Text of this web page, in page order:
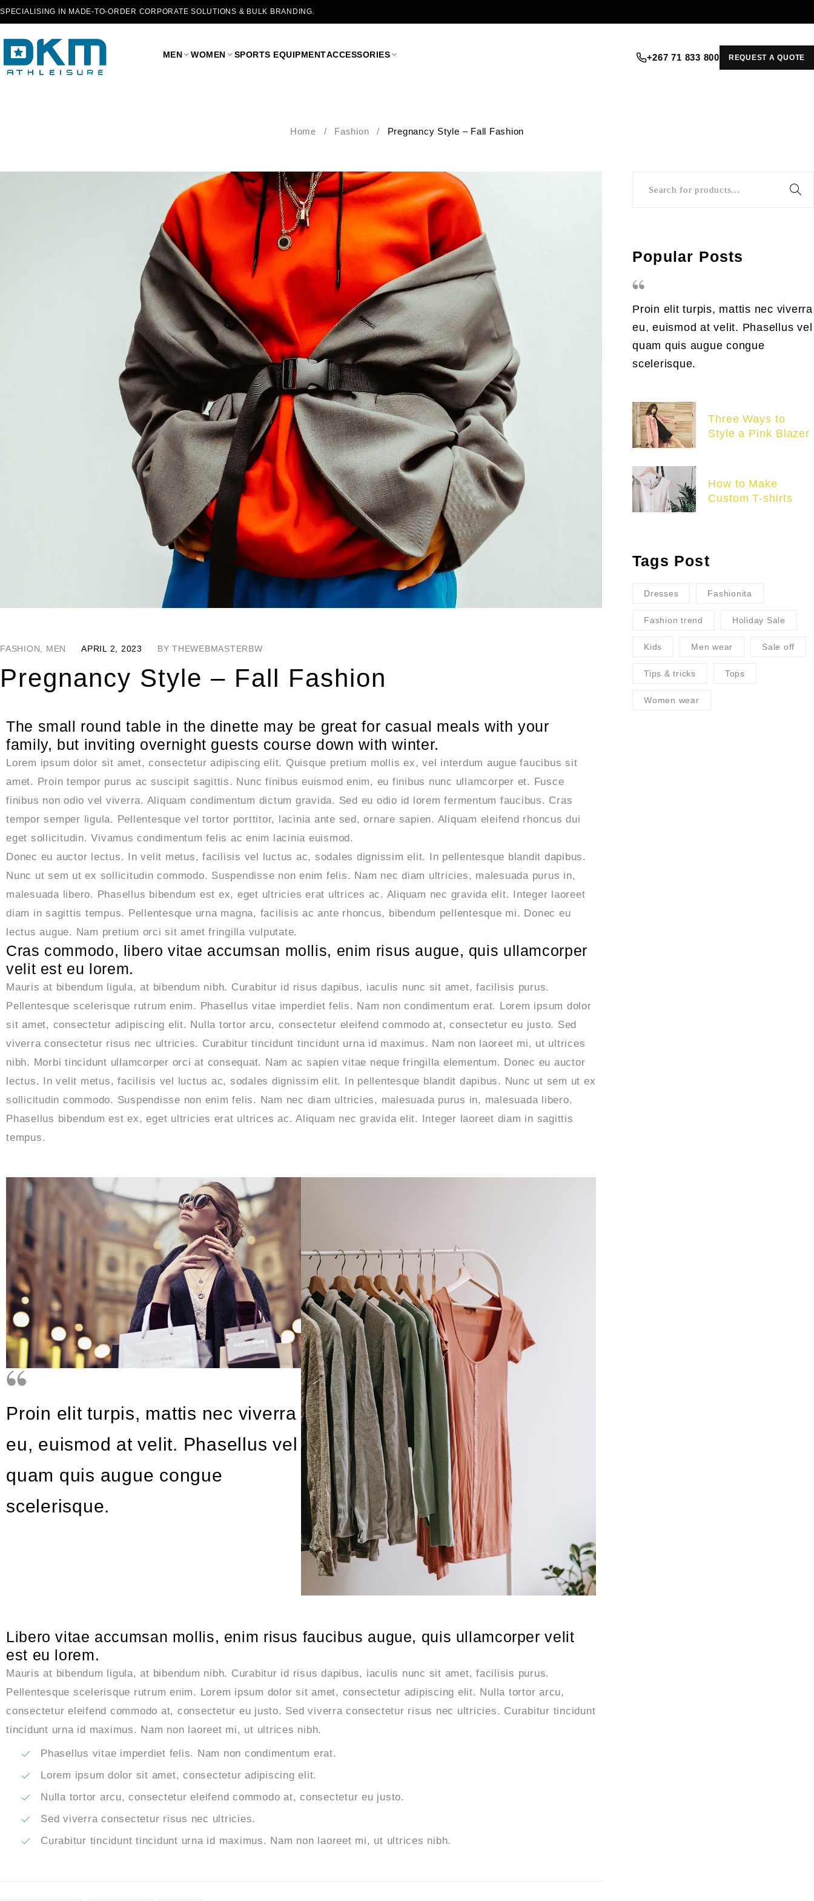
SPECIALISING IN MADE-TO-ORDER CORPORATE SOLUTIONS & BULK BRANDING.
MEN WOMEN SPORTS EQUIPMENTACCESSORIES +267 71 833 800 REQUEST A QUOTE
Home / Fashion / Pregnancy Style – Fall Fashion
FASHION MEN APRIL 2, 2023 BY THEWEBMASTERBW
Pregnancy Style – Fall Fashion
The small round table in the dinette may be great for casual meals with your
family, but inviting overnight guests course down with winter.
Lorem ipsum dolor sit amet, consectetur adipiscing elit. Quisque pretium mollis ex, vel interdum augue faucibus sit
amet. Proin tempor purus ac suscipit sagittis. Nunc finibus euismod enim, eu finibus nunc ullamcorper et. Fusce
finibus non odio vel viverra. Aliquam condimentum dictum gravida. Sed eu odio id lorem fermentum faucibus. Cras
tempor semper ligula. Pellentesque vel tortor porttitor, lacinia ante sed, ornare sapien. Aliquam eleifend rhoncus dui
eget sollicitudin. Vivamus condimentum felis ac enim lacinia euismod.
Donec eu auctor lectus. In velit metus, facilisis vel luctus ac, sodales dignissim elit. In pellentesque blandit dapibus.
Nunc ut sem ut ex sollicitudin commodo. Suspendisse non enim felis. Nam nec diam ultricies, malesuada purus in,
malesuada libero. Phasellus bibendum est ex, eget ultricies erat ultrices ac. Aliquam nec gravida elit. Integer laoreet
diam in sagittis tempus. Pellentesque urna magna, facilisis ac ante rhoncus, bibendum pellentesque mi. Donec eu
lectus augue. Nam pretium orci sit amet fringilla vulputate.
Cras commodo, libero vitae accumsan mollis, enim risus augue, quis ullamcorper
velit est eu lorem.
Mauris at bibendum ligula, at bibendum nibh. Curabitur id risus dapibus, iaculis nunc sit amet, facilisis purus.
Pellentesque scelerisque rutrum enim. Phasellus vitae imperdiet felis. Nam non condimentum erat. Lorem ipsum dolor
sit amet, consectetur adipiscing elit. Nulla tortor arcu, consectetur eleifend commodo at, consectetur eu justo. Sed
viverra consectetur risus nec ultricies. Curabitur tincidunt tincidunt urna id maximus. Nam non laoreet mi, ut ultrices
nibh. Morbi tincidunt ullamcorper orci at consequat. Nam ac sapien vitae neque fringilla elementum. Donec eu auctor
lectus. In velit metus, facilisis vel luctus ac, sodales dignissim elit. In pellentesque blandit dapibus. Nunc ut sem ut ex
sollicitudin commodo. Suspendisse non enim felis. Nam nec diam ultricies, malesuada purus in, malesuada libero.
Phasellus bibendum est ex, eget ultricies erat ultrices ac. Aliquam nec gravida elit. Integer laoreet diam in sagittis
tempus.
Proin elit turpis, mattis nec viverra
eu, euismod at velit. Phasellus vel
quam quis augue congue
scelerisque.
Libero vitae accumsan mollis, enim risus faucibus augue, quis ullamcorper velit
est eu lorem.
Mauris at bibendum ligula, at bibendum nibh. Curabitur id risus dapibus, iaculis nunc sit amet, facilisis purus.
Pellentesque scelerisque rutrum enim. Lorem ipsum dolor sit amet, consectetur adipiscing elit. Nulla tortor arcu,
consectetur eleifend commodo at, consectetur eu justo. Sed viverra consectetur risus nec ultricies. Curabitur tincidunt
tincidunt urna id maximus. Nam non laoreet mi, ut ultrices nibh.
Phasellus vitae imperdiet felis. Nam non condimentum erat.
Lorem ipsum dolor sit amet, consectetur adipiscing elit.
Nulla tortor arcu, consectetur eleifend commodo at, consectetur eu justo.
Sed viverra consectetur risus nec ultricies.
Curabitur tincidunt tincidunt urna id maximus. Nam non laoreet mi, ut ultrices nibh.
Popular Posts
Proin elit turpis, mattis nec viverra
eu, euismod at velit. Phasellus vel
quam quis augue congue
scelerisque.
Three Ways to
Style a Pink Blazer
How to Make
Custom T-shirts
Tags Post
Dresses Fashionita
Fashion trend Holiday Sale
Kids Men wear Sale off
Tips & tricks Tops
Women wear